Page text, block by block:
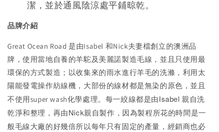
潔，並於通風陰涼處平鋪晾乾。
品牌介紹
Great Ocean Road 是由Isabel 和Nick夫妻檔創立的澳洲品
牌，使用當地自養的羊駝及美麗諾製造毛線，並且只使用最
環保的方式製造；以收集來的雨水進行羊毛的洗滌，利用太
陽能發電操作紡線機，大部份的線材都是無染的原色，並且
不使用super wash化學處理。 每一絞線都是由Isabel 親自洗
乾淨和整理，再由Nick親自製作，因為製程所花的時間是一
般毛線大廠的好幾倍所以每年只有固定的產量，經銷商也必